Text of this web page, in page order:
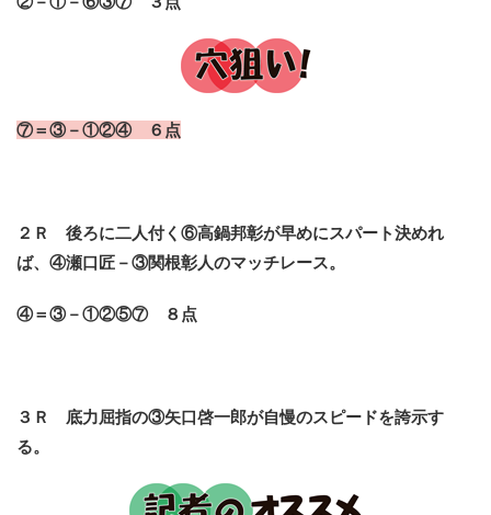
⑦＝③－①②④ ６点
２Ｒ 後ろに二人付く⑥高鍋邦彰が早めにスパート決めれ
ば、④瀬口匠－③関根彰人のマッチレース。
④＝③－①②⑤⑦ ８点
３Ｒ 底力屈指の③矢口啓一郎が自慢のスピードを誇示す
る。